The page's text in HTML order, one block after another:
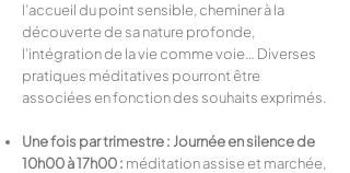
l’accueil du point sensible, cheminer à la
découverte de sa nature profonde,
l’intégration de la vie comme voie… Diverses
pratiques méditatives pourront être
associées en fonction des souhaits exprimés.
Une fois par trimestre : Journée en silence de
10h00 à 17h00 : méditation assise et marchée,